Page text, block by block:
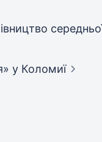
у Коломиї